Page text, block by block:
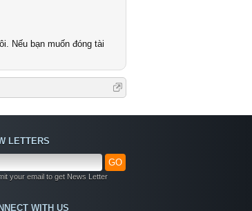
Nếu bạn muốn đóng tài
LETTERS
GO
your email to get News Letter
WITH US